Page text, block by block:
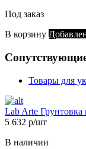
Под заказ
В корзину
Товары для
Lab Arte Грунтовка
5 632 р/шт
В наличии